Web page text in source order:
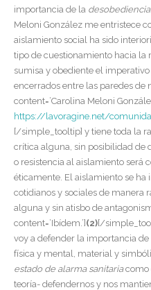
importancia de la
Meloni González me entristece
aislamiento social ha sido
tipo de cuestionamiento hacia la
sumisa y obediente el
encerrados entre las paredes
content=’Carolina Meloni
https://lavoragine.net/
[/simple_tooltip] y tiene toda la
crítica alguna, sin posibilidad de
o resistencia al aislamiento será
éticamente. El aislamiento se ha
cotidianos y sociales de manera
alguna y sin atisbo de
content=’Ibídem.’](2)[/
voy a defender la importancia
física y mental, material y
estado de alarma sanitariacomo
teoría- defendernos y nos